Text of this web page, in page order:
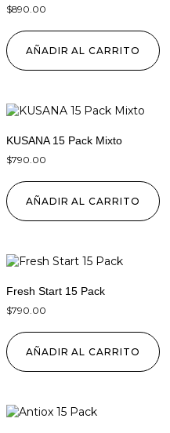
$890.00
AÑADIR AL CARRITO
KUSANA 15 Pack Mixto
$790.00
AÑADIR AL CARRITO
Fresh Start 15 Pack
$790.00
AÑADIR AL CARRITO